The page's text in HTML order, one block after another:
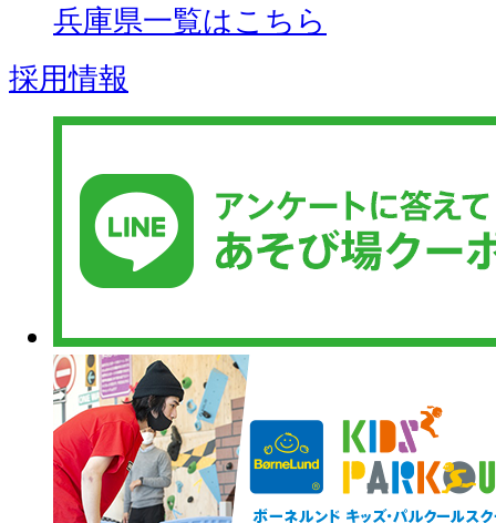
兵庫県一覧はこちら
採用情報